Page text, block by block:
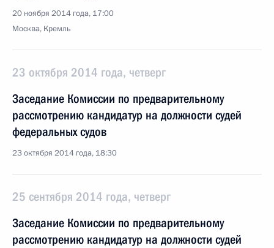
20 ноября 2014 года, 17:00
Москва, Кремль
23 октября 2014 года, четверг
Заседание Комиссии по предварительному
рассмотрению кандидатур на должности судей
федеральных судов
23 октября 2014 года, 18:30
25 сентября 2014 года, четверг
Заседание Комиссии по предварительному
рассмотрению кандидатур на должности судей